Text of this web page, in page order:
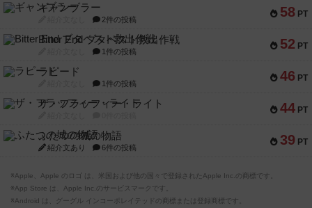
58 PT
ギャンブラー
2件の投稿
52 PT
Bitter End ブタペスト救出作戦
1件の投稿
46 PT
ラピード
1件の投稿
44 PT
ザ・フラッフィー・ライト
39 PT
ふたつの城の物語
紹介文あり 6件の投稿
※Apple、Apple のロゴ は、米国および他の国々で登録されたApple Inc.の商標です。
※App Store は、Apple Inc.のサービスマークです。
※Android は、グーグル インコーポレイテッドの商標または登録商標です。